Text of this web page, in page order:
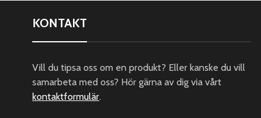
KONTAKT
Vill du tipsa oss om en produkt? Eller kanske du vill
samarbeta med oss? Hör gärna av dig via vårt
kontaktformulär.